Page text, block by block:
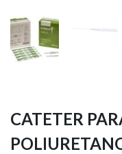
CATETER